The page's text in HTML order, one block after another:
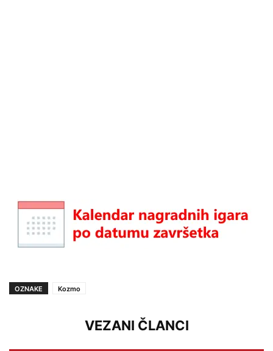
OZNAKE Kozmo
VEZANI ČLANCI